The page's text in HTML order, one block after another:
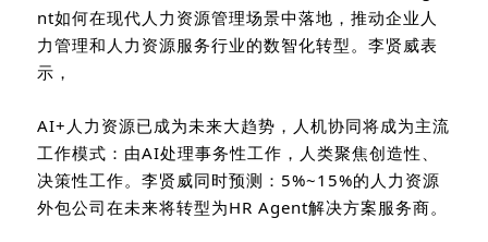
nt如何在现代人力资源管理场景中落地，推动企业人
力管理和人力资源服务行业的数智化转型。李贤威表
示，
AI+ 人力资源已成为未来大趋势，人机协同将成为主流
工作模式：由AI处理事务性工作，人类聚焦创造性、
决策性工作。李贤威同时预测： 5%~15%的人力资源
外包公司在未来将转型为HR Agent解决方案服务商。